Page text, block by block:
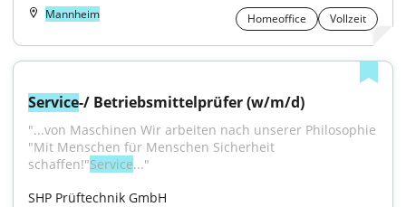
Mannheim Homeoffice Vollzeit
Service-/ Betriebsmittelprüfer (w/m/d)
"...von Maschinen Wir arbeiten nach unserer Philosophie
"Mit Menschen für Menschen Sicherheit
schaffen!"Service..."
SHP Prüftechnik GmbH